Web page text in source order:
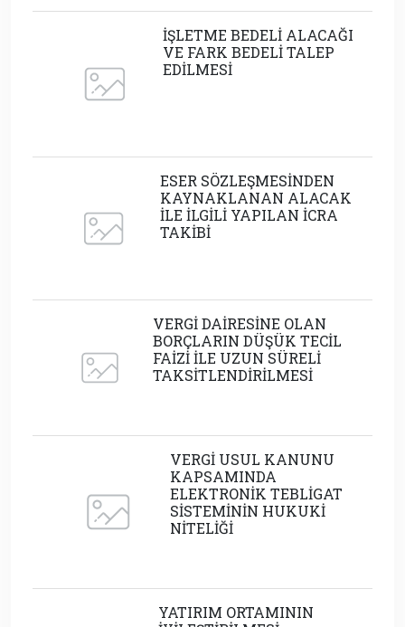
İŞLETME BEDELİ ALACAĞI
VE FARK BEDELİ TALEP
EDİLMESİ
ESER SÖZLEŞMESİNDEN
KAYNAKLANAN ALACAK
İLE İLGİLİ YAPILAN İCRA
TAKİBİ
VERGİ DAİRESİNE OLAN
BORÇLARIN DÜŞÜK TECİL
FAİZİ İLE UZUN SÜRELİ
TAKSİTLENDİRİLMESİ
VERGİ USUL KANUNU
KAPSAMINDA
ELEKTRONİK TEBLİGAT
SİSTEMİNİN HUKUKİ
NİTELİĞİ
YATIRIM ORTAMININ